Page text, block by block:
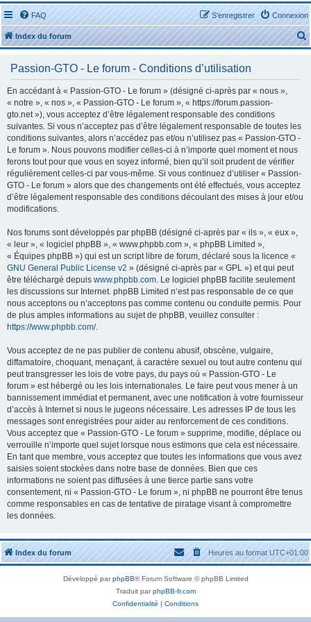
FAQ Connexion
S’enregistrer
Index du forum
e
Passion-GTO - Le forum - Conditions d’utilisation
En accédant à « Passion-GTO - Le forum » (désigné ci-après par « nous »,
« notre », « nos », « Passion-GTO - Le forum », « https://forum.passion-
gto.net »), vous acceptez d’être légalement responsable des conditions
suivantes. Si vous n’acceptez pas d’être légalement responsable de toutes les
conditions suivantes, alors n’accédez pas et/ou n’utilisez pas « Passion-GTO -
Le forum ». Nous pouvons modifier celles-ci à n’importe quel moment et nous
ferons tout pour que vous en soyez informé, bien qu’il soit prudent de vérifier
régulièrement celles-ci par vous-même. Si vous continuez d’utiliser « Passion-
GTO - Le forum » alors que des changements ont été effectués, vous acceptez
d’être légalement responsable des conditions découlant des mises à jour et/ou
modifications.
Nos forums sont développés par phpBB (désigné ci-après par « ils », « eux »,
« leur », « logiciel phpBB », « www.phpbb.com », « phpBB Limited »,
« Équipes phpBB ») qui est un script libre de forum, déclaré sous la licence «
GNU General Public License v2 » (désigné ci-après par « GPL ») et qui peut
être téléchargé depuis www.phpbb.com. Le logiciel phpBB facilite seulement
les discussions sur Internet. phpBB Limited n’est pas responsable de ce que
nous acceptons ou n’acceptons pas comme contenu ou conduite permis. Pour
de plus amples informations au sujet de phpBB, veuillez consulter :
https://www.phpbb.com/.
Vous acceptez de ne pas publier de contenu abusif, obscène, vulgaire,
diffamatoire, choquant, menaçant, à caractère sexuel ou tout autre contenu qui
peut transgresser les lois de votre pays, du pays où « Passion-GTO - Le
forum » est hébergé ou les lois internationales. Le faire peut vous mener à un
bannissement immédiat et permanent, avec une notification à votre fournisseur
d’accès à Internet si nous le jugeons nécessaire. Les adresses IP de tous les
messages sont enregistrées pour aider au renforcement de ces conditions.
Vous acceptez que « Passion-GTO - Le forum » supprime, modifie, déplace ou
verrouille n’importe quel sujet lorsque nous estimons que cela est nécessaire.
En tant que membre, vous acceptez que toutes les informations que vous avez
saisies soient stockées dans notre base de données. Bien que ces
informations ne soient pas diffusées à une tierce partie sans votre
consentement, ni « Passion-GTO - Le forum », ni phpBB ne pourront être tenus
comme responsables en cas de tentative de piratage visant à compromettre
les données.
Index du forum Heures au formatUTC+01:00
Développé parphpBB® Forum Software © phpBB Limited
Traduit parphpBB-fr.com
Confidentialité | Conditions